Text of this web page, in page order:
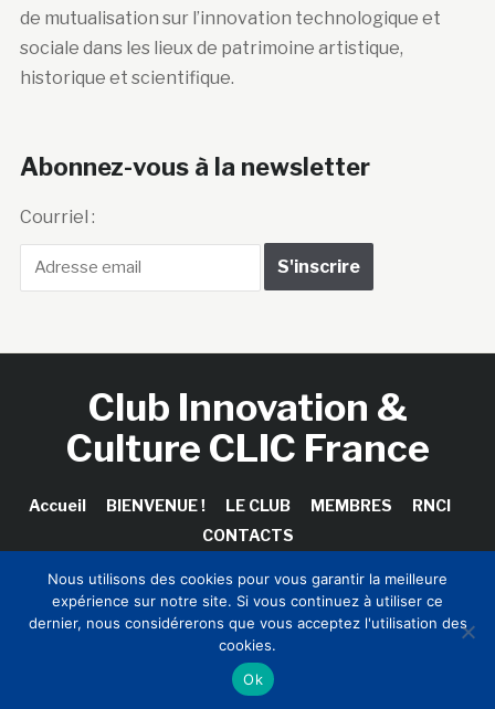
de mutualisation sur l’innovation technologique et
sociale dans les lieux de patrimoine artistique,
historique et scientifique.
Abonnez-vous à la newsletter
Courriel :
Club Innovation &
Culture CLIC France
Accueil BIENVENUE ! LE CLUB MEMBRES
RNCI
CONTACTS
Copyright © 2026 Club Innovation & Culture CLIC France /
Sinapses Conseils
Nous utilisons des cookies pour vous garantir la meilleure
expérience sur notre site. Si vous continuez à utiliser ce
dernier, nous considérerons que vous acceptez l'utilisation des
cookies.
Ok